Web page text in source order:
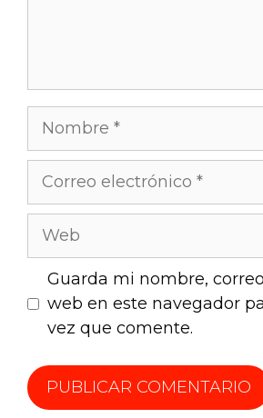
Guarda mi nombre,
web en este navegador
vez que comente.